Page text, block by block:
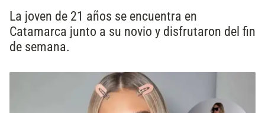
La joven de 21 años se encuentra en
Catamarca junto a su novio y disfrutaron del fin
de semana.